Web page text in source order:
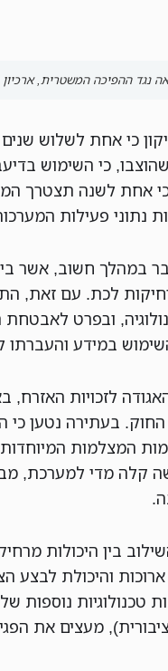
נגד ההפיכה המשטרית, ארכיון
כי אחת לשלוש
כי השימוש
אחת לשנה תצטרך
נתוני פעילות
במהלך חשוב, אשר
לכת. עם זאת,
ובפרט
במידע והעברתו
לזכויות האזרח,
החוק. בעתירה נטען
המצלמות
קלה מדי למערכת,
בין היכולות
ארוכות והיכולת
טכנולוגיות
מעצים את